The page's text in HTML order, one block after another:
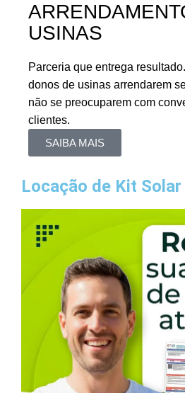
USINAS
Parceria que entrega
donos de usinas arrendarem
não se preocuparem com
clientes.
SAIBA MAIS
Locação de Kit Solar